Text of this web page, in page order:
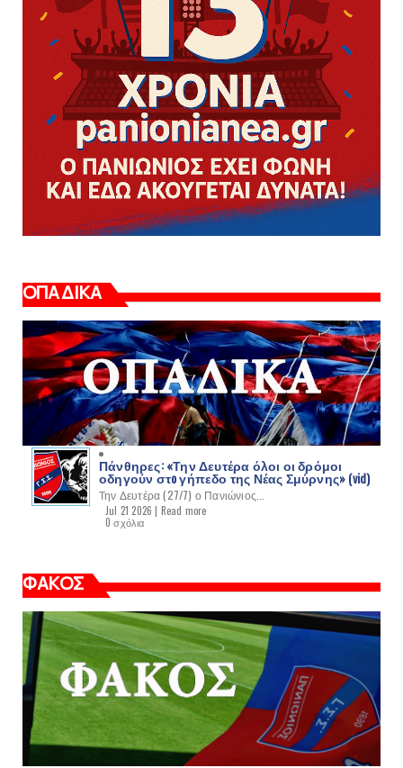
ΟΠΑΔΙΚΑ
Πάνθηρες: «Την Δευτέρα όλοι οι δρόμοι
οδηγούν στo γήπεδο της Νέας Σμύρνης» (vid)
Την Δευτέρα (27/7) ο Πανιώνιος...
Jul 21 2026 | Read more
0 σχόλια
ΦΑΚΟΣ